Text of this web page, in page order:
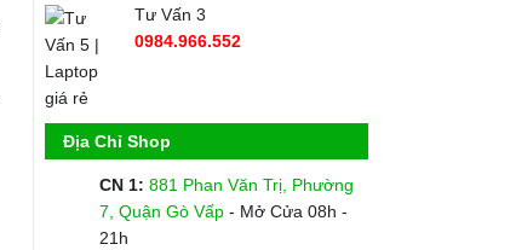
Tư Vấn 3
0984.966.552
Địa Chỉ Shop
CN 1: 881 Phan Văn Trị, Phường
7, Quận Gò Vấp- Mở Cửa 08h -
21h